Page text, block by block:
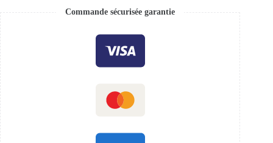
Commande sécurisée garantie